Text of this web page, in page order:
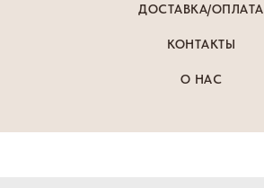
ДОСТАВКА/ОПЛАТА
КОНТАКТЫ
О НАС